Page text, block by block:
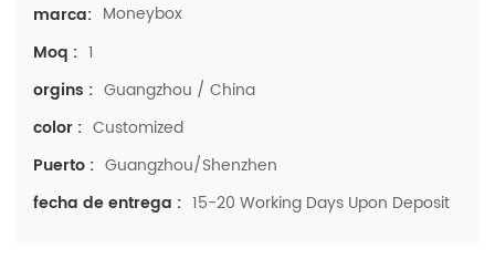
marca: Moneybox
Moq : 1
orgins : Guangzhou / China
color : Customized
Puerto : Guangzhou/Shenzhen
fecha de entrega : 15-20 Working Days Upon Deposit